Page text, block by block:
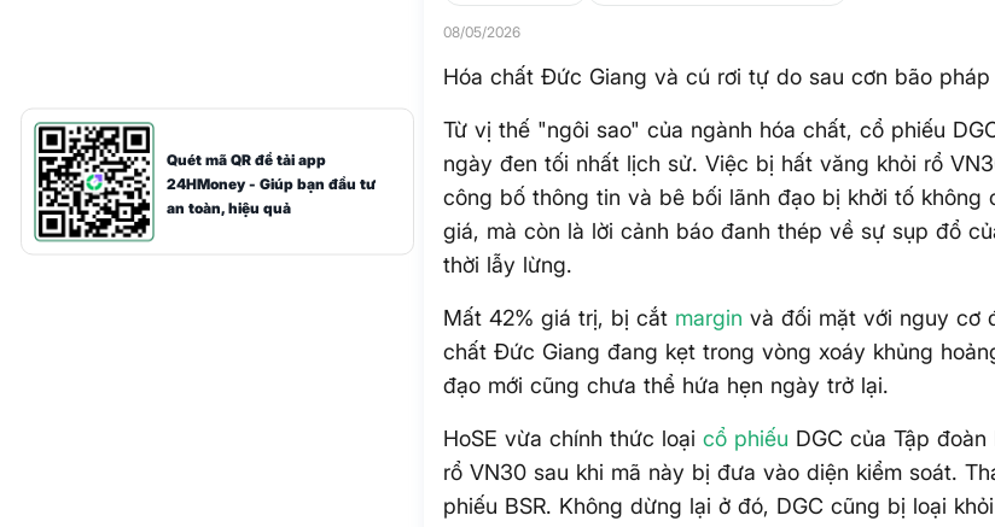
Quét mã QR để tải app
24HMoney - Giúp bạn đầu tư
an toàn, hiệu quả
08/05/2026
Hóa chất Đức Giang và cú rơi tự do sau cơn bão pháp
Từ vị thế "ngôi sao" của ngành hóa chất, cổ phiếu
ngày đen tối nhất lịch sử. Việc bị hất văng khỏi rổ
công bố thông tin và bê bối lãnh đạo bị khởi tố không
giá, mà còn là lời cảnh báo đanh thép về sự sụp đổ
thời lẫy lừng.
Mất 42% giá trị, bị cắt margin và đối mặt với nguy cơ
chất Đức Giang đang kẹt trong vòng xoáy khủng
đạo mới cũng chưa thể hứa hẹn ngày trở lại.
HoSE vừa chính thức loạicổ phiếu DGC của Tập
rổ VN30 sau khi mã này bị đưa vào diện kiểm soát.
phiếu BSR. Không dừng lại ở đó, DGC cũng bị loại